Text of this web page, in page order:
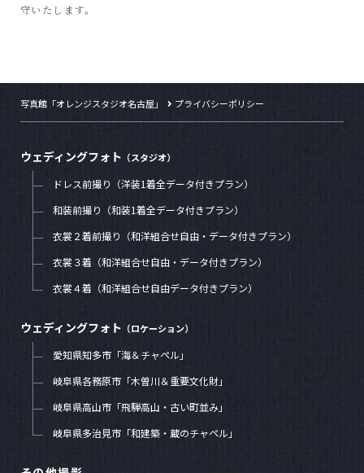
守いたします。
写真館「オレンジスタジオ名古屋」 プライバシーポリシー
ウェディングフォト （スタジオ）
ドレス前撮り（洋装1着全データ付きプラン）
和装前撮り（和装1着全データ付きプラン）
衣裳２着前撮り（和洋組合せ自由・データ付きプラン）
衣裳３着（和洋組合せ自由・データ付きプラン）
衣裳４着（和洋組合せ自由データ付きプラン）
ウェディングフォト （ロケーション）
愛知県知多市「海＆チャペル」
岐阜県各務原市「木曽川＆重要文化財」
岐阜県高山市「飛騨高山・古い町並み」
岐阜県多治見市「和建築・蔵のチャペル」